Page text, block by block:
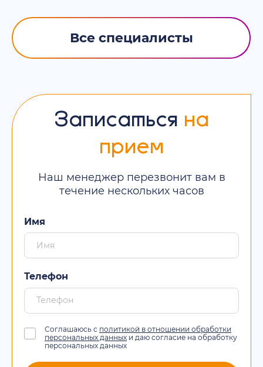
Все специалисты
Записаться на
прием
Наш менеджер перезвонит вам в
течение нескольких часов
Имя
Телефон
Соглашаюсь с политикой в отношении обработки
персональных данных и даю согласие на обработку
персональных данных